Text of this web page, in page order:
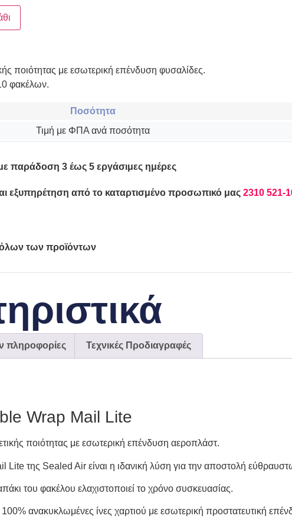
ποιότητας με εσωτερική επένδυση φυσαλίδες.
φακέλων.
Ποσότητα
Τιμή με ΦΠΑ ανά ποσότητα
παράδοση 3 έως 5 εργάσιμες ημέρες
εξυπηρέτηση από το καταρτισμένο προσωπικό μας 2310 521-
των προϊόντων
πληροφορίες Τεχνικές Προδιαγραφές
Wrap Mail Lite
ποιότητας με εσωτερική επένδυση αεροπλάστ.
Lite της Sealed Air είναι η ιδανική λύση για την αποστολή
του φακέλου ελαχιστοποιεί το χρόνο συσκευασίας.
ανακυκλωμένες ίνες χαρτιού με εσωτερική προστατευτική